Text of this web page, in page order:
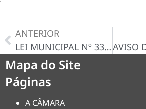
ANTERIOR
LEI MUNICIPAL Nº 334/2024, DE 14 DE NOVEMBRO DE 2024
Mapa do Site
Páginas
A CÂMARA